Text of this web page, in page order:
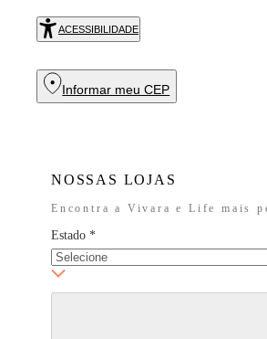
ACESSIBILIDADE
Frete cortesia em todas as compras
Informar meu CEP
NOSSAS LOJAS
Encontra a Vivara e Life mais
Estado *